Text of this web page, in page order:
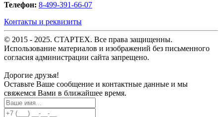
Телефон: 8-499-391-66-07
Контакты и реквизиты
© 2015 - 2025. СТАРТЕХ. Все права защищенны.
Использование материалов и изображений без письменного
согласия администрации сайта запрещено.
Дорогие друзья!
Оставьте Ваше сообщение и контактные данные и мы
свяжемся Вами в ближайшее время.